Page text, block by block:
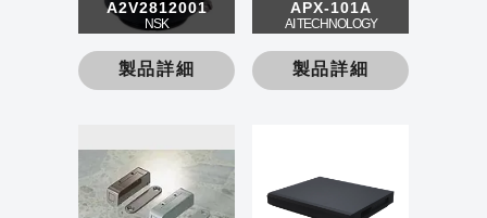
A2V2812001
NSK
製品詳細
APX-101A
AI TECHNOLOGY
製品詳細